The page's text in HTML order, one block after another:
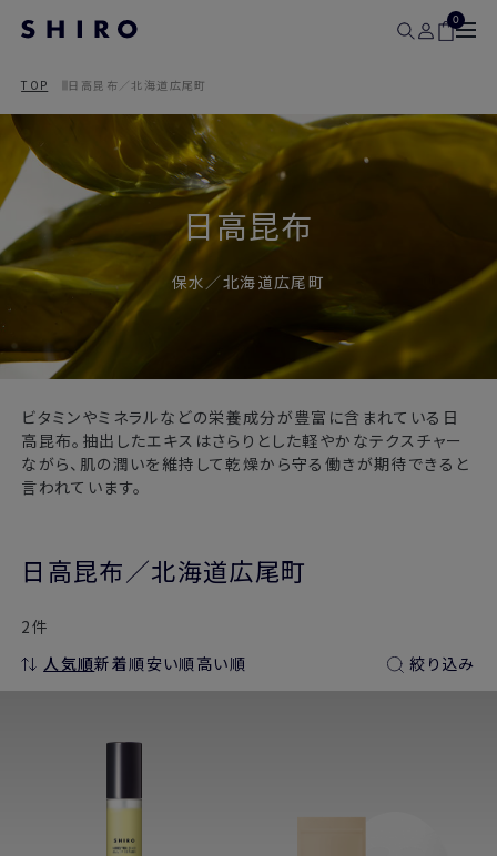
0
TOP 日高昆布／北海道広尾町
日高昆布
保水／北海道広尾町
ビタミンやミネラルなどの栄養成分が豊富に含まれている日
高昆布。抽出したエキスはさらりとした軽やかなテクスチャー
ながら、肌の潤いを維持して乾燥から守る働きが期待できると
言われています。
日高昆布／北海道広尾町
2件
人気順新着順安い順高い順 絞り込み